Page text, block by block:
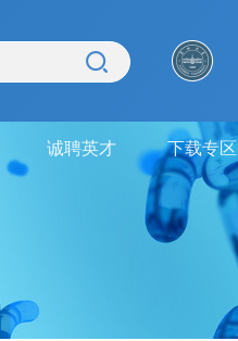
诚聘英才 下载专区